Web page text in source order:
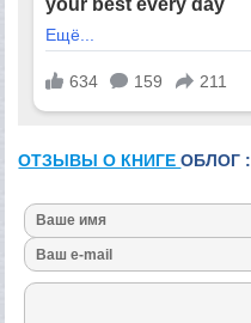
ОТЗЫВЫ О КНИГЕОБЛОГ :